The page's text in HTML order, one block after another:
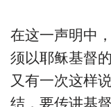
在这一声明中
须以耶稣基督
又有一次这样
结，要传讲基